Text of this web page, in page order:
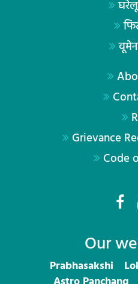
Grievance
Code
Our
Prabhasakshi